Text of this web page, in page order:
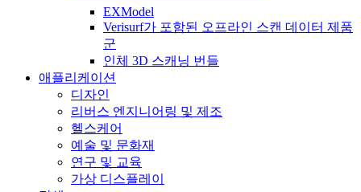
EXModel
Verisurf가 포함된 오프라인 스캔 데이터 제품
군
인체 3D 스캐닝 번들
애플리케이션
디자인
리버스 엔지니어링 및 제조
헬스케어
예술 및 문화재
연구 및 교육
가상 디스플레이